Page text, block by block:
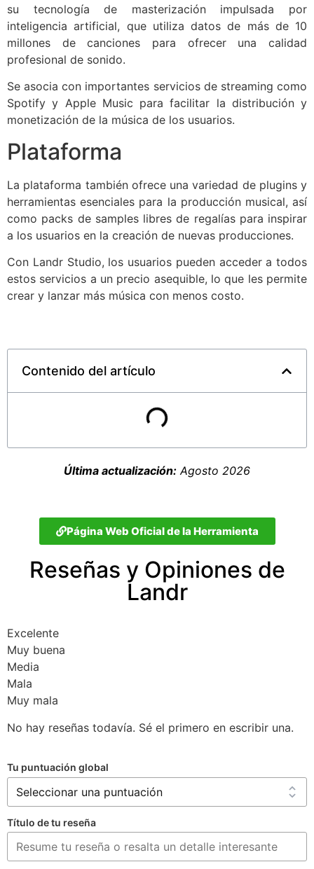
su tecnología de masterización impulsada por
inteligencia artificial, que utiliza datos de más de 10
millones de canciones para ofrecer una calidad
profesional de sonido.
Se asocia con importantes servicios de streaming como
Spotify y Apple Music para facilitar la distribución y
monetización de la música de los usuarios.
Plataforma
La plataforma también ofrece una variedad de plugins y
herramientas esenciales para la producción musical, así
como packs de samples libres de regalías para inspirar
a los usuarios en la creación de nuevas producciones.
Con Landr Studio, los usuarios pueden acceder a todos
estos servicios a un precio asequible, lo que les permite
crear y lanzar más música con menos costo.
Contenido del artículo
Última actualización: Agosto 2026
Página Web Oficial de la Herramienta
Reseñas y Opiniones de
Landr
Excelente
Muy buena
Media
Mala
Muy mala
No hay reseñas todavía. Sé el primero en escribir una.
Tu puntuación global
Título de tu reseña